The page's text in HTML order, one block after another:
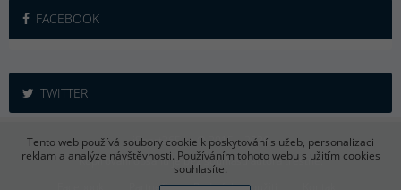
FACEBOOK
TWITTER
Partneři Podmínky použití
iSport365.cz © 2015 – 2026
Kopírování obsahu je bez souhlasu autora trestné.
Tento web používá soubory cookie k poskytování služeb, personalizaci
reklam a analýze návštěvnosti. Používáním tohoto webu s užitím cookies
souhlasíte.